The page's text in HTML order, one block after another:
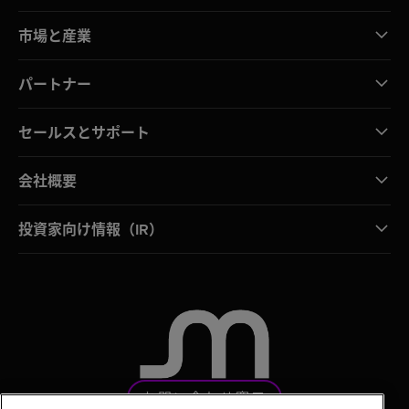
市場と産業
パートナー
セールスとサポート
会社概要
投資家向け情報（IR）
お問い合わせ窓口